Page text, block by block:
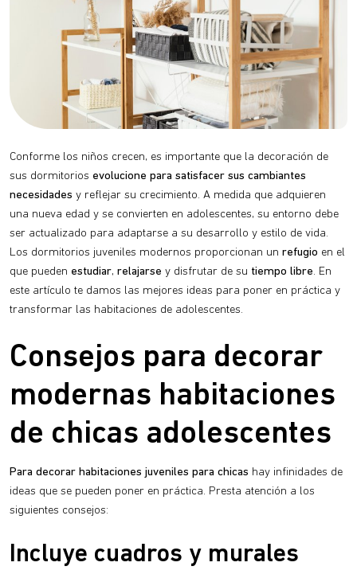
Conforme los niños crecen, es importante que la decoración de
sus dormitorios evolucione para satisfacer sus cambiantes
necesidades y reflejar su crecimiento. A medida que adquieren
una nueva edad y se convierten en adolescentes, su entorno debe
ser actualizado para adaptarse a su desarrollo y estilo de vida.
Los dormitorios juveniles modernos proporcionan un refugio en el
que pueden estudiar, relajarse y disfrutar de su tiempo libre. En
este artículo te damos las mejores ideas para poner en práctica y
transformar las habitaciones de adolescentes.
Consejos para decorar
modernas habitaciones
de chicas adolescentes
Para decorar habitaciones juveniles para chicas hay infinidades de
ideas que se pueden poner en práctica. Presta atención a los
siguientes consejos:
Incluye cuadros y murales